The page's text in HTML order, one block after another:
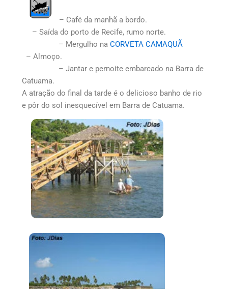
– Café da manhã a bordo.
– Saída do porto de Recife, rumo norte.
– Mergulho na CORVETA CAMAQUÃ
– Almoço.
– Jantar e pernoite embarcado na Barra de
Catuama.
A atração do final da tarde é o delicioso banho de rio
e pôr do sol inesquecível em Barra de Catuama.